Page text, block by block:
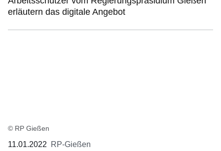
erläutern das digitale Angebot
© RP Gießen
11.01.2022 RP-Gießen